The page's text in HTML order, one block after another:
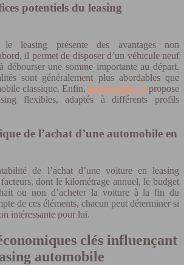
potentiels du leasing
leasing présente des avantages non
il permet de disposer d’un véhicule neuf
débourser une somme importante au départ.
sont généralement plus abordables que
classique. Enfin, loueruneauto.fr propose
flexibles, adaptés à différents profils
de l’achat d’une automobile en
de l’achat d’une voiture en leasing
dont le kilométrage annuel, le budget
ou non d’acheter la voiture à la fin du
de ces éléments, chacun peut déterminer si
intéressante pour lui.
clés influençant
automobile